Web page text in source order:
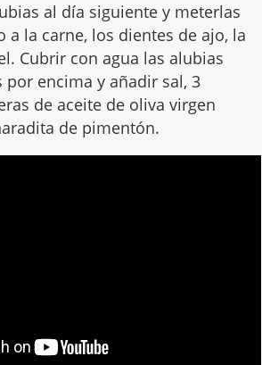
al día siguiente y meterlas
a la carne, los dientes de ajo, la
Cubrir con agua las alubias
por encima y añadir sal, 3
de aceite de oliva virgen
de pimentón.